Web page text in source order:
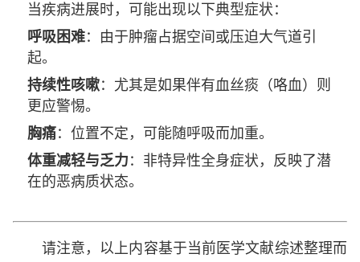
当疾病进展时，可能出现以下典型症状：
呼吸困难：由于肿瘤占据空间或压迫大气道引
起。
持续性咳嗽：尤其是如果伴有血丝痰（咯血）则
更应警惕。
胸痛：位置不定，可能随呼吸而加重。
体重减轻与乏力：非特异性全身症状，反映了潜
在的恶病质状态。
请注意，以上内容基于当前医学文献综述整理而